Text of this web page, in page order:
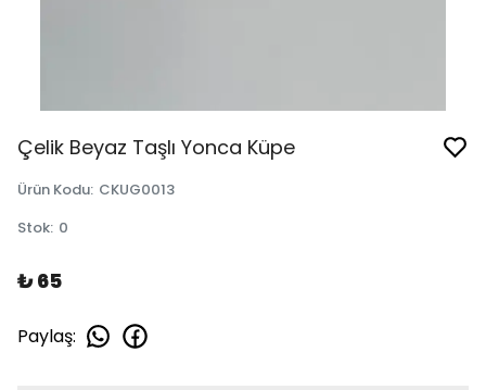
Çelik Beyaz Taşlı Yonca Küpe
Ürün Kodu: CKUG0013
Stok: 0
₺ 65
Paylaş: